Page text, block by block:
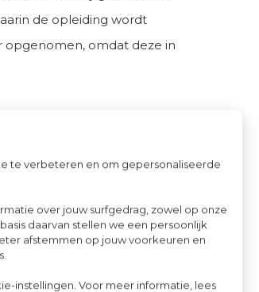
te verbeteren en om gepersonaliseerde
over jouw surfgedrag, zowel op onze
daarvan stellen we een persoonlijk
afstemmen op jouw voorkeuren en
instellingen. Voor meer informatie, lees
de opleiding wordt
opgenomen, omdat deze in
Dit betreft een
gaat. Wanneer de